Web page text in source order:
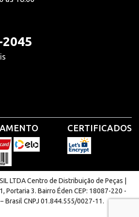
CERTIFICADOS
LTDA Centro de Distribuição de Peças |
Portaria 3. Bairro Éden CEP: 18087-220 -
Brasil CNPJ 01.844.555/0027-11.